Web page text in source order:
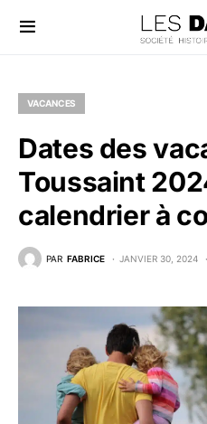
VACANCES
Dates des
Toussaint
calendrier à
PAR FABRICE JANVIER 30, 2024